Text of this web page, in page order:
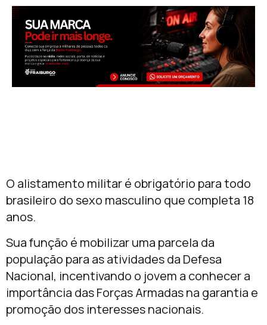
O alistamento militar é obrigatório para todo
brasileiro do sexo masculino que completa 18
anos.
Sua função é mobilizar uma parcela da
população para as atividades da Defesa
Nacional, incentivando o jovem a conhecer a
importância das Forças Armadas na garantia e
promoção dos interesses nacionais.